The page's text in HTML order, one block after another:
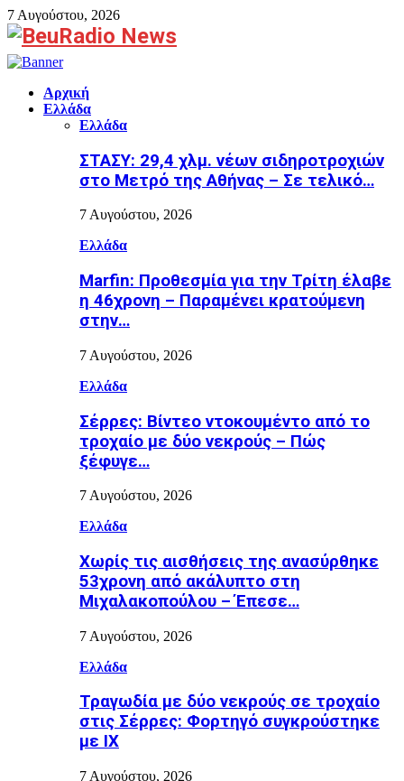
7 Αυγούστου, 2026
Facebook
Αρχική
Ελλάδα
Ελλάδα
ΣΤΑΣΥ: 29,4 χλμ. νέων σιδηροτροχιών
στο Μετρό της Αθήνας – Σε τελικό…
7 Αυγούστου, 2026
Ελλάδα
Marfin: Προθεσμία για την Τρίτη έλαβε
η 46χρονη – Παραμένει κρατούμενη
στην…
7 Αυγούστου, 2026
Ελλάδα
Σέρρες: Βίντεο ντοκουμέντο από το
τροχαίο με δύο νεκρούς – Πώς
ξέφυγε…
7 Αυγούστου, 2026
Ελλάδα
Χωρίς τις αισθήσεις της ανασύρθηκε
53χρονη από ακάλυπτο στη
Μιχαλακοπούλου – Έπεσε…
7 Αυγούστου, 2026
Ελλάδα
Τραγωδία με δύο νεκρούς σε τροχαίο
στις Σέρρες: Φορτηγό συγκρούστηκε
με ΙΧ
7 Αυγούστου, 2026